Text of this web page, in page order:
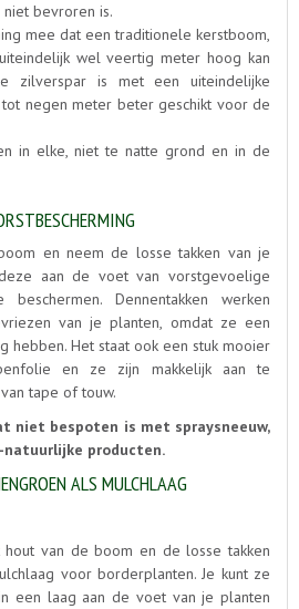
bevroren is.
mee dat een traditionele kerstboom,
wel veertig meter hoog kan
zilverspar is met een uiteindelijke
negen meter beter geschikt voor de
in elke, niet te natte grond en in de
en neem de losse takken van je
aan de voet van vorstgevoelige
Dennentakken werken
van je planten, omdat ze een
hebben. Het staat ook een stuk mooier
en ze zijn makkelijk aan te
tape of touw.
niet bespoten is met spraysneeuw,
producten.
ALS MULCHLAAG
van de boom en de losse takken
voor borderplanten. Je kunt ze
een laag aan de voet van je planten